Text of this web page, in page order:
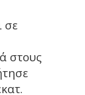
σε
στους